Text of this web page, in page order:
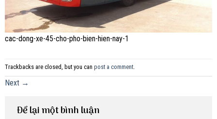
cac-dong-xe-45-cho-pho-bien-hien-nay-1
Trackbacks are closed, but you can post a comment.
Next →
Để lại một bình luận